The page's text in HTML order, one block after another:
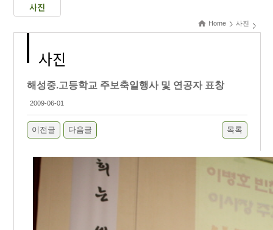
사진
Home 사진
사진
해성중.고등학교 주보축일행사 및 연공자 표창
2009-06-01
이전글 다음글 목록